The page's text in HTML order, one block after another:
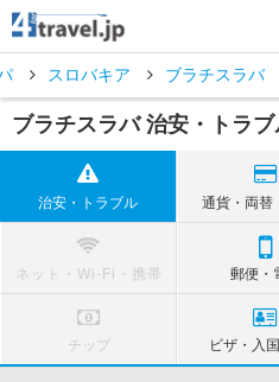
スロバキア ブラチスラバ
ブラチスラバ 治安・トラブ
治安・トラブル 通貨・両替
ネット・Wi-Fi・携帯 郵便・
チップ ビザ・入